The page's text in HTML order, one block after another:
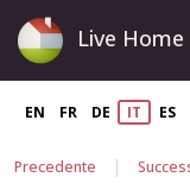
Live Home
EN FR DE IT ES
Precedente |